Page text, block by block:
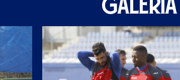
GALERIA